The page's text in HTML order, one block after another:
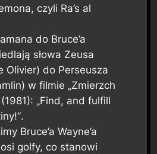
czyli Ra’s al
do Bruce’a
słowa Zeusa
Olivier) do Perseusza
w filmie „Zmierzch
„Find, and fulfill
.
Bruce’a Wayne’a
golfy, co stanowi